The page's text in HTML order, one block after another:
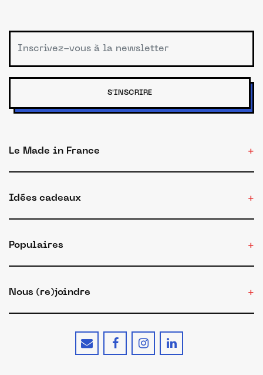
S'INSCRIRE
Le Made in France
Idées cadeaux
Populaires
Nous (re)joindre